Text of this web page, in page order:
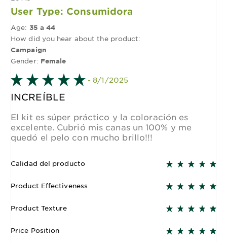
User Type: Consumidora
Age: 35 a 44
How did you hear about the product:
Campaign
Gender: Female
- 8/1/2025
INCREÍBLE
El kit es súper práctico y la coloración es
excelente. Cubrió mis canas un 100% y me
quedó el pelo con mucho brillo!!!
Calidad del producto
Product Effectiveness
Product Texture
Price Position